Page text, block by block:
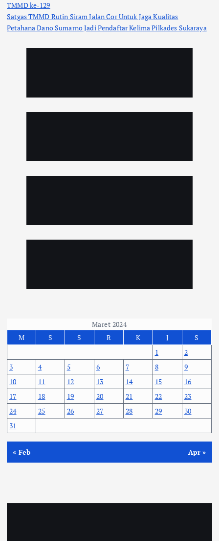
TMMD ke-129
Satgas TMMD Rutin Siram Jalan Cor Untuk Jaga Kualitas
Petahana Dano Sumarno Jadi Pendaftar Kelima Pilkades Sukaraya
Maret 2024
M
S S R K J
S
1
2
3
4 5 6 7 8
9
10
11 12 13 14 15
16
17
18 19 20 21 22
23
24
25 26 27 28 29
30
31
« Feb Apr »